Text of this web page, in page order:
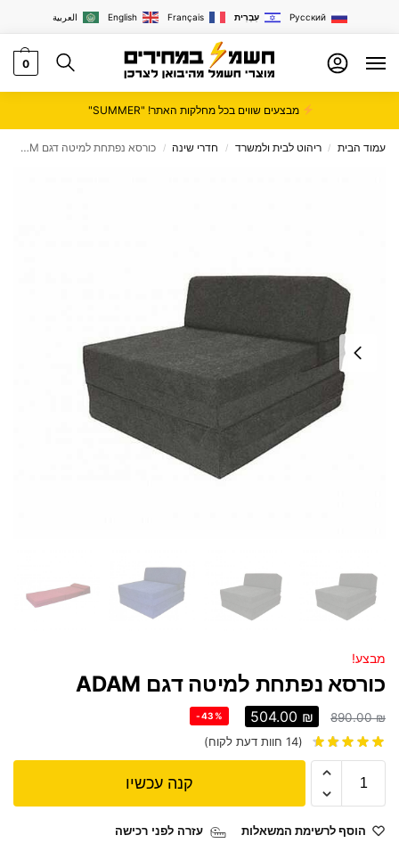
العربية English Français עִבְרִית Русский
0
מבצעים שווים בכל מחלקות האתר! "SUMMER"
עמוד הבית / ריהוט לבית ולמשרד / חדרי שינה / כורסא נפתחת למיטה דגם ADAM
מבצע!
כורסא נפתחת למיטה דגם ADAM
890.00₪
504.00 ₪
-43%
(
14 חוות דעת לקוח)
קנה עכשיו
הוסף לרשימת המשאלות עזרה לפני רכישה